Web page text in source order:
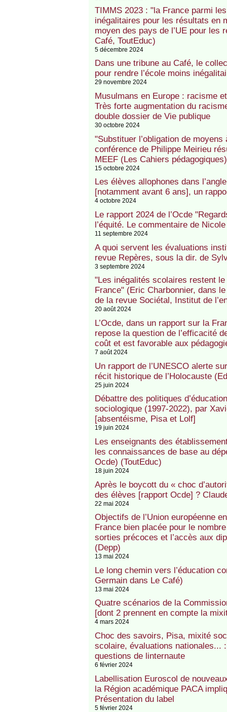
TIMMS 2023 : "la France parmi
inégalitaires pour les résultats en
moyen des pays de l’UE pour les
Café, ToutEduc)
5 décembre 2024
Dans une tribune au Café, le
pour rendre l’école moins
29 novembre 2024
Musulmans en Europe : racisme
Très forte augmentation du
double dossier de Vie publique
30 octobre 2024
"Substituer l’obligation de
conférence de Philippe Meirieu
MEEF (Les Cahiers pédagogiques)
15 octobre 2024
Les élèves allophones dans
[notamment avant 6 ans], un
4 octobre 2024
Le rapport 2024 de l’Ocde
l’équité. Le commentaire de
11 septembre 2024
A quoi servent les évaluations
revue Repères, sous la dir. de
3 septembre 2024
"Les inégalités scolaires restent le
France" (Eric Charbonnier, dans
de la revue Sociétal, Institut de
20 août 2024
L’Ocde, dans un rapport sur la
repose la question de l’efficacité
coût et est favorable aux
7 août 2024
Un rapport de l’UNESCO alerte
récit historique de l’Holocauste
25 juin 2024
Débattre des politiques
sociologique (1997-2022), par
[absentéisme, Pisa et Lolf]
19 juin 2024
Les enseignants des
les connaissances de base au
Ocde) (ToutEduc)
18 juin 2024
Après le boycott du « choc
des élèves [rapport Ocde] ?
22 mai 2024
Objectifs de l’Union européenne
France bien placée pour le
sorties précoces et l’accès aux
(Depp)
13 mai 2024
Le long chemin vers l’éducation
Germain dans Le Café)
13 mai 2024
Quatre scénarios de la
[dont 2 prennent en compte la
4 mars 2024
Choc des savoirs, Pisa, mixité
scolaire, évaluations nationales...
questions de linternaute
6 février 2024
Labellisation Euroscol de
la Région académique PACA
Présentation du label
5 février 2024